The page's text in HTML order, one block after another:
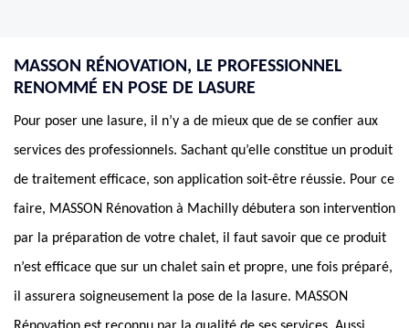
MASSON RÉNOVATION, LE PROFESSIONNEL
RENOMMÉ EN POSE DE LASURE
Pour poser une lasure, il n’y a de mieux que de se confier aux
services des professionnels. Sachant qu’elle constitue un produit
de traitement efficace, son application soit-être réussie. Pour ce
faire, MASSON Rénovation à Machilly débutera son intervention
par la préparation de votre chalet, il faut savoir que ce produit
n’est efficace que sur un chalet sain et propre, une fois préparé,
il assurera soigneusement la pose de la lasure. MASSON